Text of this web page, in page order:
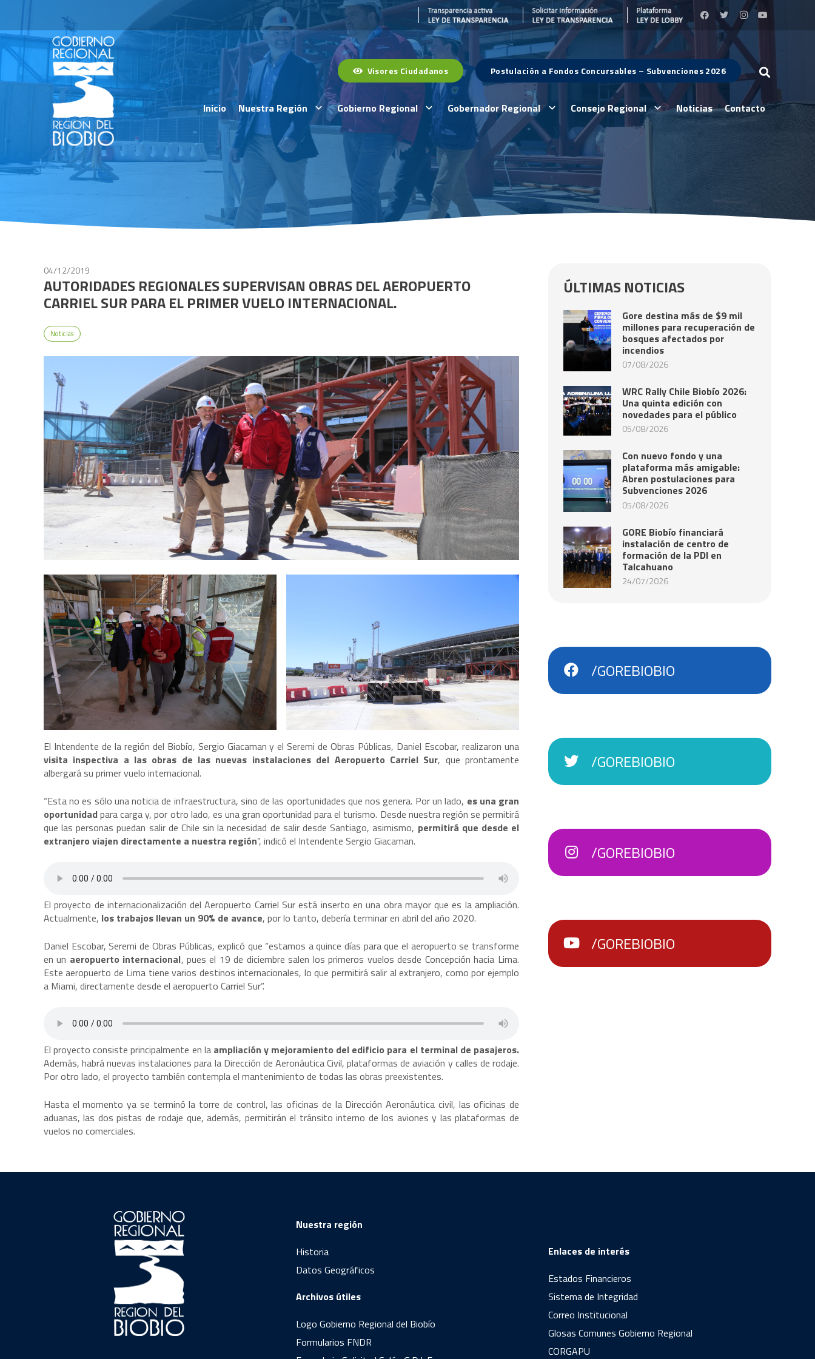
Visores Ciudadanos Postulación a Fondos Concursables – Subvenciones 2026
Inicio Nuestra Región Gobierno Regional Gobernador Regional Consejo Regional Noticias Contacto
04/12/2019
AUTORIDADES REGIONALES SUPERVISAN OBRAS DEL AEROPUERTO
CARRIEL SUR PARA EL PRIMER VUELO INTERNACIONAL.
Noticias
El Intendente de la región del Biobío, Sergio Giacaman y el Seremi de Obras Públicas, Daniel Escobar, realizaron una
visita inspectiva a las obras de las nuevas instalaciones del Aeropuerto Carriel Sur, que prontamente
albergará su primer vuelo internacional.
“Esta no es sólo una noticia de infraestructura, sino de las oportunidades que nos genera. Por un lado, es una gran
oportunidadpara carga y, por otro lado, es una gran oportunidad para el turismo. Desde nuestra región se permitirá
que las personas puedan salir de Chile sin la necesidad de salir desde Santiago, asimismo, permitirá que desde el
extranjero viajen directamente a nuestra región”, indicó el Intendente Sergio Giacaman.
El proyecto de internacionalización del Aeropuerto Carriel Sur está inserto en una obra mayor que es la ampliación.
Actualmente, los trabajos llevan un 90% de avance, por lo tanto, debería terminar en abril del año 2020.
Daniel Escobar, Seremi de Obras Públicas, explicó que “estamos a quince días para que el aeropuerto se transforme
en un aeropuerto internacional, pues el 19 de diciembre salen los primeros vuelos desde Concepción hacia Lima.
Este aeropuerto de Lima tiene varios destinos internacionales, lo que permitirá salir al extranjero, como por ejemplo
a Miami, directamente desde el aeropuerto Carriel Sur”.
El proyecto consiste principalmente en la ampliación y mejoramiento del edificio para el terminal de pasajeros.
Además, habrá nuevas instalaciones para la Dirección de Aeronáutica Civil, plataformas de aviación y calles de rodaje.
Por otro lado, el proyecto también contempla el mantenimiento de todas las obras preexistentes.
Hasta el momento ya se terminó la torre de control, las oficinas de la Dirección Aeronáutica civil, las oficinas de
aduanas, las dos pistas de rodaje que, además, permitirán el tránsito interno de los aviones y las plataformas de
vuelos no comerciales.
ÚLTIMAS NOTICIAS
Gore destina más de $9 mil
millones para recuperación de
bosques afectados por
incendios
07/08/2026
WRC Rally Chile Biobío 2026:
Una quinta edición con
novedades para el público
05/08/2026
Con nuevo fondo y una
plataforma más amigable:
Abren postulaciones para
Subvenciones 2026
05/08/2026
GORE Biobío financiará
instalación de centro de
formación de la PDI en
Talcahuano
24/07/2026
/GOREBIOBIO
/GOREBIOBIO
/GOREBIOBIO
/GOREBIOBIO
Nuestra región
Historia
Datos Geográficos
Archivos útiles
Logo Gobierno Regional del Biobío
Formularios FNDR
Enlaces de interés
Estados Financieros
Sistema de Integridad
Correo Institucional
Glosas Comunes Gobierno Regional
CORGAPU